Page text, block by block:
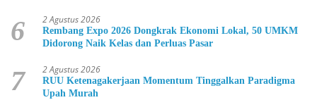
6 2 Agustus 2026
Rembang Expo 2026 Dongkrak Ekonomi Lokal, 50 UMKM
Didorong Naik Kelas dan Perluas Pasar
7 2 Agustus 2026
RUU Ketenagakerjaan Momentum Tinggalkan Paradigma
Upah Murah